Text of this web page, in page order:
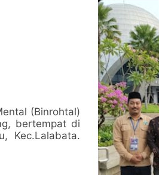
(Binrohtal)
bertempat di
Kec.Lalabata.